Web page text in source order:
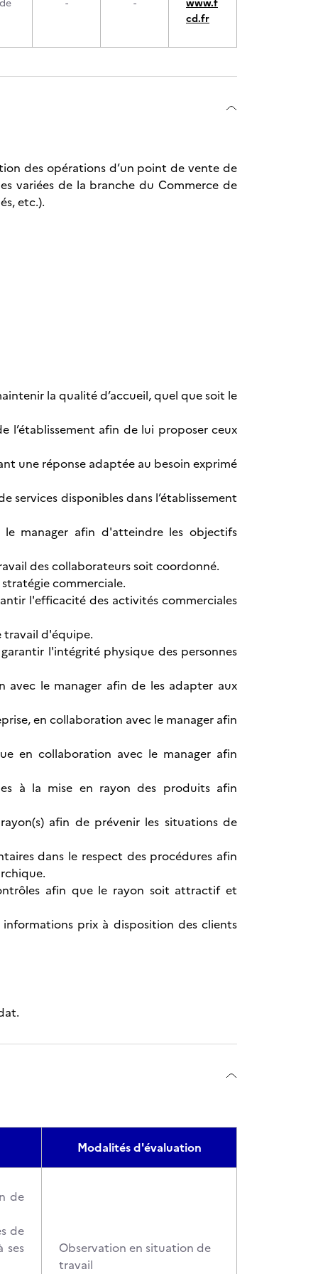
- -
www.f
cd.fr
des opérations d’un point de vente de
variées de la branche du Commerce de
etc.).
la qualité d’accueil, quel que soit le
l’établissement afin de lui proposer ceux
une réponse adaptée au besoin exprimé
services disponibles dans l’établissement
manager afin d'atteindre les objectifs
des collaborateurs soit coordonné.
commerciale.
l'efficacité des activités commerciales
travail d'équipe.
l'intégrité physique des personnes
le manager afin de les adapter aux
en collaboration avec le manager afin
en collaboration avec le manager afin
à la mise en rayon des produits afin
afin de prévenir les situations de
dans le respect des procédures afin
afin que le rayon soit attractif et
prix à disposition des clients
Modalités d'évaluation
de
de
ses
Observation en situation de
travail